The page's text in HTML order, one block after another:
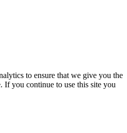
to ensure that we give you the
If you continue to use this site you